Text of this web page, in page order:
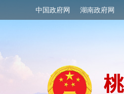
中国政府网 湖南政府网